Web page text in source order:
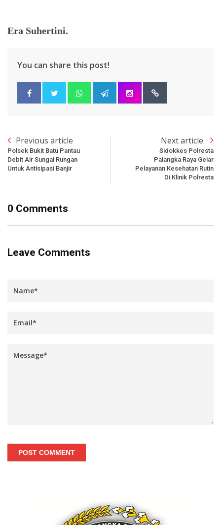
Era Suhertini.
You can share this post!
Previous article
Polsek Bukit Batu Pantau
Debit Air Sungai Rungan
Untuk Antisipasi Banjir
Next article
Sidokkes Polresta
Palangka Raya Gelar
Pelayanan Kesehatan Rutin
Di Klinik Polresta
0 Comments
Leave Comments
POST COMMENT